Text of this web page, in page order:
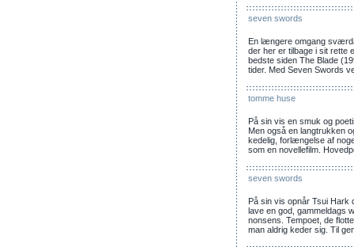
seven swords
En længere omgang
der her er tilbage i sit
bedste siden The Blade
tider. Med Seven Swords
tomme huse
På sin vis en smuk og
Men også en langtrukken
kedelig, forlængelse af
som en novellefilm.
seven swords
På sin vis opnår Tsui Hark
lave en god, gammeldags
nonsens. Tempoet, de
man aldrig keder sig. Til